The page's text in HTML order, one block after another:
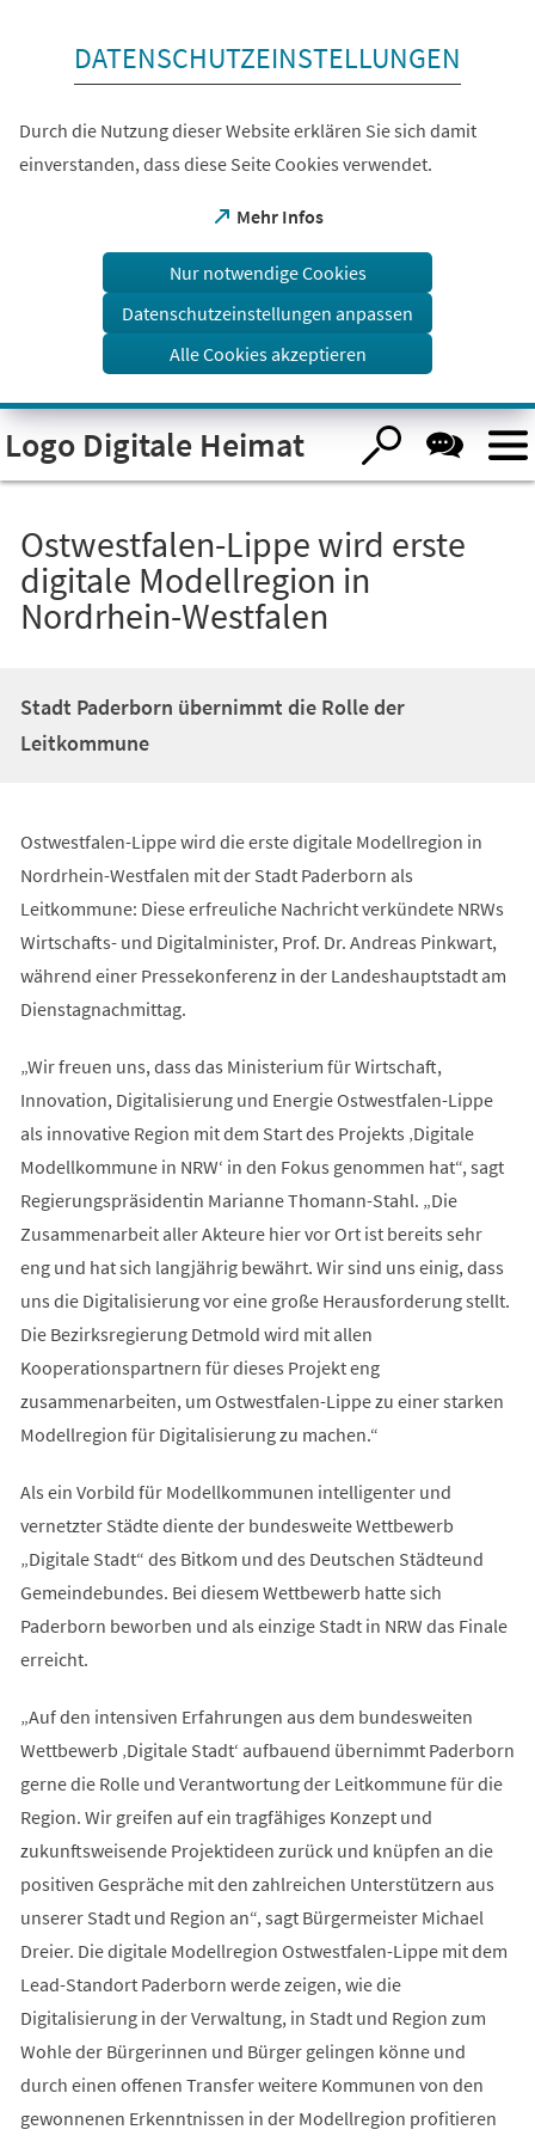
Visuelle
Assistenzsoftware
öffnen.
DATENSCHUTZEINSTELLUNGEN
Durch die Nutzung dieser Website erklären Sie sich damit
einverstanden, dass diese Seite Cookies verwendet.
Mehr Infos
(Öffnet
einem
Tab)
Nur notwendige Cookies
Datenschutzeinstellungen anpassen
Alle Cookies akzeptieren
Logo Digitale Heimat
Ostwestfalen-Lippe wird erste
digitale Modellregion in
Nordrhein-Westfalen
Stadt Paderborn übernimmt die Rolle der
Leitkommune
Ostwestfalen-Lippe wird die erste digitale Modellregion in
Nordrhein-Westfalen mit der Stadt Paderborn als
Leitkommune: Diese erfreuliche Nachricht verkündete NRWs
Wirtschafts- und Digitalminister, Prof. Dr. Andreas Pinkwart,
während einer Pressekonferenz in der Landeshauptstadt am
Dienstagnachmittag.
„Wir freuen uns, dass das Ministerium für Wirtschaft,
Innovation, Digitalisierung und Energie Ostwestfalen-Lippe
als innovative Region mit dem Start des Projekts ‚Digitale
Modellkommune in NRW‘ in den Fokus genommen hat“, sagt
Regierungspräsidentin Marianne Thomann-Stahl. „Die
Zusammenarbeit aller Akteure hier vor Ort ist bereits sehr
eng und hat sich langjährig bewährt. Wir sind uns einig, dass
uns die Digitalisierung vor eine große Herausforderung stellt.
Die Bezirksregierung Detmold wird mit allen
Kooperationspartnern für dieses Projekt eng
zusammenarbeiten, um Ostwestfalen-Lippe zu einer starken
Modellregion für Digitalisierung zu machen.“
Als ein Vorbild für Modellkommunen intelligenter und
vernetzter Städte diente der bundesweite Wettbewerb
„Digitale Stadt“ des Bitkom und des Deutschen Städteund
Gemeindebundes. Bei diesem Wettbewerb hatte sich
Paderborn beworben und als einzige Stadt in NRW das Finale
erreicht.
„Auf den intensiven Erfahrungen aus dem bundesweiten
Wettbewerb ‚Digitale Stadt‘ aufbauend übernimmt Paderborn
gerne die Rolle und Verantwortung der Leitkommune für die
Region. Wir greifen auf ein tragfähiges Konzept und
zukunftsweisende Projektideen zurück und knüpfen an die
positiven Gespräche mit den zahlreichen Unterstützern aus
unserer Stadt und Region an“, sagt Bürgermeister Michael
Dreier. Die digitale Modellregion Ostwestfalen-Lippe mit dem
Lead-Standort Paderborn werde zeigen, wie die
Digitalisierung in der Verwaltung, in Stadt und Region zum
Wohle der Bürgerinnen und Bürger gelingen könne und
durch einen offenen Transfer weitere Kommunen von den
gewonnenen Erkenntnissen in der Modellregion profitieren